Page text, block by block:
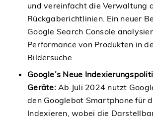
und vereinfacht die Verwaltung
Rückgaberichtlinien. Ein neuer
Google Search Console
Performance von Produkten in
Bildersuche.
Google’s Neue
Geräte: Ab Juli 2024 nutzt
den Googlebot Smartphone für
Indexieren, wobei die